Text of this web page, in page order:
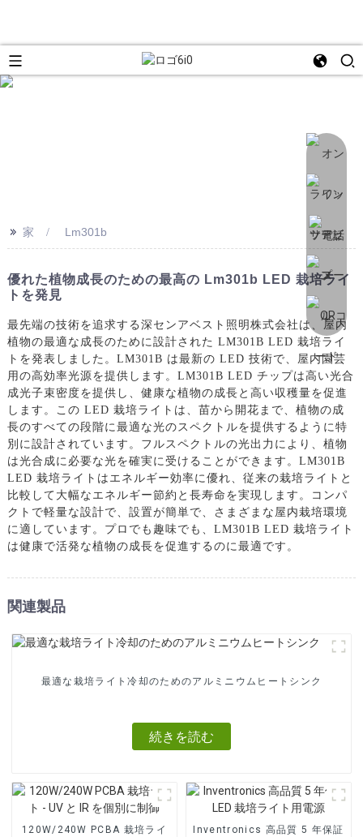
>> 家 Lm301b
優れた植物成長のための最高の Lm301b LED 栽培ライ
トを発見
最先端の技術を追求する深センアベスト照明株式会社は、屋内
植物の最適な成長のために設計された LM301B LED 栽培ライ
トを発表しました。LM301B は最新の LED 技術で、屋内園芸
用の高効率光源を提供します。LM301B LED チップは高い光合
成光子束密度を提供し、健康な植物の成長と高い収穫量を促進
します。この LED 栽培ライトは、苗から開花ま​​で、植物の成
長のすべての段階に最適な光のスペクトルを提供するように特
別に設計されています。フルスペクトルの光出力により、植物
は光合成に必要な光を確実に受けることができます。LM301B
LED 栽培ライトはエネルギー効率に優れ、従来の栽培ライトと
比較して大幅なエネルギー節約と長寿命を実現します。コンパ
クトで軽量な設計で、設置が簡単で、さまざまな屋内栽培環境
に適しています。プロでも趣味でも、LM301B LED 栽培ライト
は健康で活発な植物の成長を促進するのに最適です。
関連製品
最適な栽培ライト冷却のためのアルミニウムヒートシンク
続きを読む
120W/240W PCBA 栽培ライ
Inventronics 高品質 5 年保証